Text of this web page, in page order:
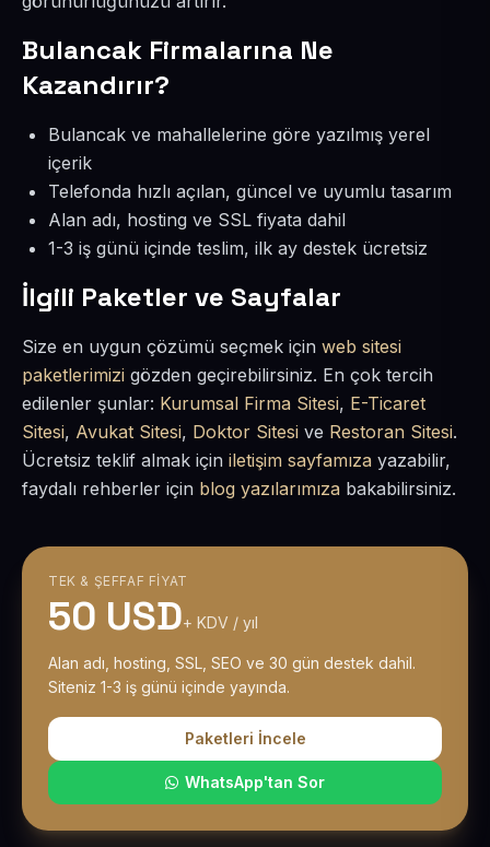
Bulancak Firmalarına Ne
Kazandırır?
Bulancak ve mahallelerine göre yazılmış yerel
içerik
Telefonda hızlı açılan, güncel ve uyumlu tasarım
Alan adı, hosting ve SSL fiyata dahil
1-3 iş günü içinde teslim, ilk ay destek ücretsiz
İlgili Paketler ve Sayfalar
Size en uygun çözümü seçmek için web sitesi
paketlerimizi gözden geçirebilirsiniz. En çok tercih
edilenler şunlar: Kurumsal Firma Sitesi, E-Ticaret
Sitesi, Avukat Sitesi, Doktor Sitesi ve Restoran Sitesi.
Ücretsiz teklif almak için iletişim sayfamıza yazabilir,
faydalı rehberler için blog yazılarımıza bakabilirsiniz.
TEK & ŞEFFAF FIYAT
50 USD+ KDV / yıl
Alan adı, hosting, SSL, SEO ve 30 gün destek dahil.
Siteniz 1-3 iş günü içinde yayında.
Paketleri İncele
WhatsApp'tan Sor